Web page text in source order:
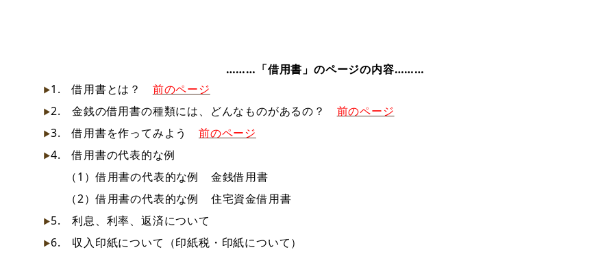
………「借用書」のページの内容………
1. 借用書とは？ 前のページ
2. 金銭の借用書の種類には、どんなものがあるの？ 前のページ
3. 借用書を作ってみよう 前のページ
4. 借用書の代表的な例
（1）借用書の代表的な例 金銭借用書
（2）借用書の代表的な例 住宅資金借用書
5. 利息、利率、返済について
6. 収入印紙について（印紙税・印紙について）